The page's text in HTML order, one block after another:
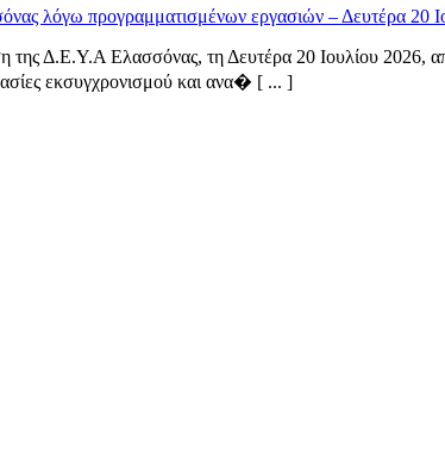
λόγω προγραμματισμένων εργασιών – Δευτέρα 20
Δ.Ε.Υ.Α Ελασσόνας, τη Δευτέρα 20 Ιουλίου 2026,
εκσυγχρονισμού και ανα� [ ... ]